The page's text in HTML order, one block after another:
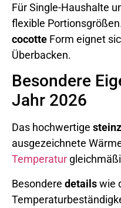
Für Single-Haushalte
flexible
cocotte Form eignet
Überbacken.
Besondere
Jahr 2026
Das hochwertige
ausgezeichnete
Temperatur
Besondere detailswie